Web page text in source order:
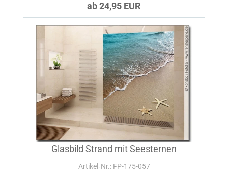
ab 24,95 EUR
Glasbild Strand mit Seesternen
Artikel‑Nr.: FP-175-057